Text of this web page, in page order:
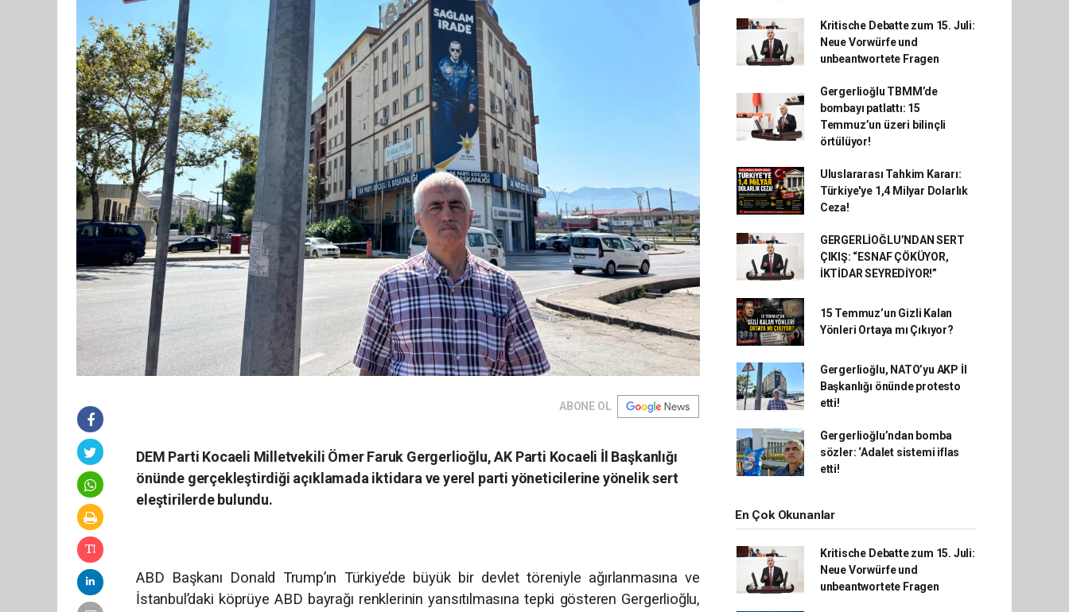
ABONE OL
DEM Parti Kocaeli Milletvekili Ömer Faruk Gergerlioğlu, AK Parti Kocaeli İl Başkanlığı
önünde gerçekleştirdiği açıklamada iktidara ve yerel parti yöneticilerine yönelik sert
eleştirilerde bulundu.
ABD Başkanı Donald Trump’ın Türkiye’de büyük bir devlet töreniyle ağırlanmasına ve
İstanbul’daki köprüye ABD bayrağı renklerinin yansıtılmasına tepki gösteren Gergerlioğlu,
Kritische Debatte zum 15. Juli:
Neue Vorwürfe und
unbeantwortete Fragen
Gergerlioğlu TBMM’de
bombayı patlattı: 15
Temmuz’un üzeri bilinçli
örtülüyor!
Uluslararası Tahkim Kararı:
Türkiye'ye 1,4 Milyar Dolarlık
Ceza!
GERGERLİOĞLU’NDAN SERT
ÇIKIŞ: “ESNAF ÇÖKÜYOR,
İKTİDAR SEYREDİYOR!”
15 Temmuz’un Gizli Kalan
Yönleri Ortaya mı Çıkıyor?
Gergerlioğlu, NATO’yu AKP İl
Başkanlığı önünde protesto
etti!
Gergerlioğlu’ndan bomba
sözler: ‘Adalet sistemi iflas
etti!
En Çok Okunanlar
Kritische Debatte zum 15. Juli:
Neue Vorwürfe und
unbeantwortete Fragen